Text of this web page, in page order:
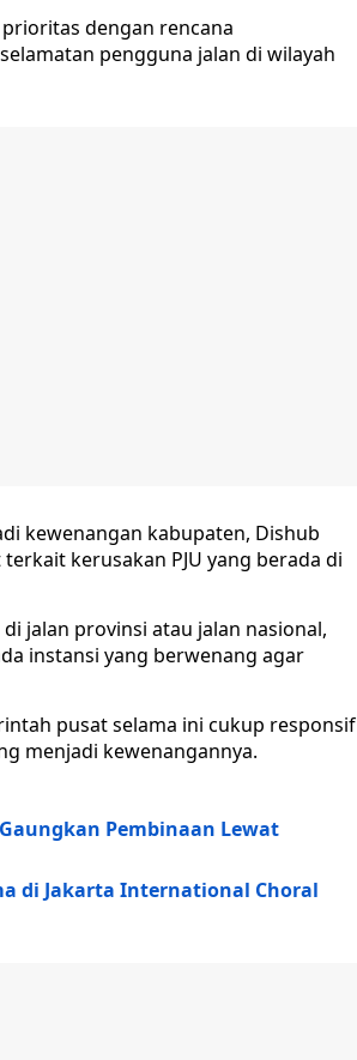
dengan rencana
pengguna jalan di wilayah
kewenangan kabupaten, Dishub
kerusakan PJU yang berada di
jalan provinsi atau jalan nasional,
instansi yang berwenang agar
pusat selama ini cukup responsif
menjadi kewenangannya.
Pembinaan Lewat
di Jakarta International Choral